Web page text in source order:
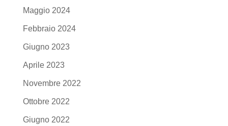
Maggio 2024
Febbraio 2024
Giugno 2023
Aprile 2023
Novembre 2022
Ottobre 2022
Giugno 2022